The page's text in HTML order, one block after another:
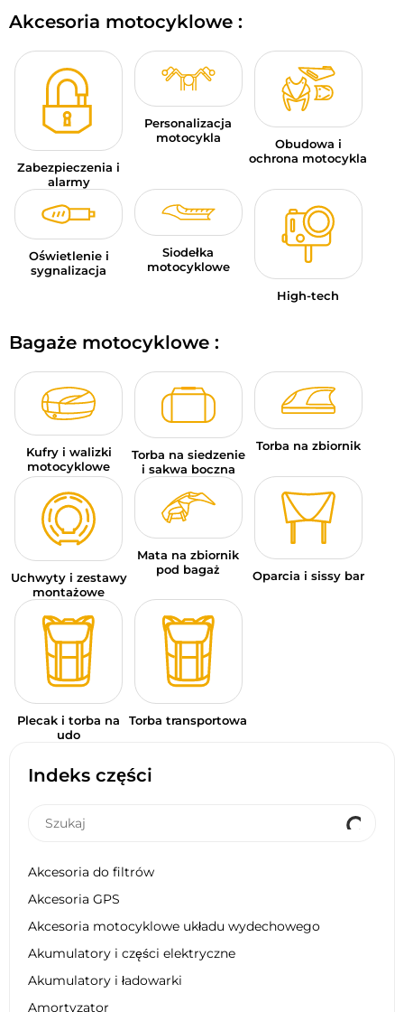
Indeks części
Akcesoria do filtrów
Akcesoria GPS
Akcesoria motocyklowe układu wydechowego
Akumulatory i części elektryczne
Akumulatory i ładowarki
Amortyzator
Akcesoria motocyklowe :
Zabezpieczenia i
alarmy
Personalizacja
motocykla
Obudowa i
ochrona motocykla
Oświetlenie i
sygnalizacja
Siodełka
motocyklowe
High-tech
Bagaże motocyklowe :
Kufry i walizki
motocyklowe
Torba na siedzenie
i sakwa boczna
Torba na zbiornik
Uchwyty i zestawy
montażowe
Mata na zbiornik
pod bagaż
Oparcia i sissy bar
Plecak i torba na
udo
Torba transportowa